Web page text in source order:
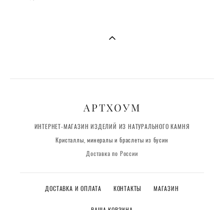
АРТХОУМ
ИНТЕРНЕТ-МАГАЗИН ИЗДЕЛИЙ ИЗ НАТУРАЛЬНОГО КАМНЯ
Кристаллы, минералы и браслеты из бусин
Доставка по России
ДОСТАВКА И ОПЛАТА КОНТАКТЫ МАГАЗИН